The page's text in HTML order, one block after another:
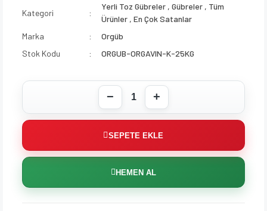
Kategori
Yerli Toz Gübreler ,Gübreler , Tüm
Ürünler ,En Çok Satanlar
Marka
Orgüb
Stok Kodu
ORGUB-ORGAVIN-K-25KG
SEPETE EKLE
HEMEN AL